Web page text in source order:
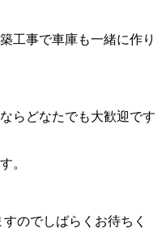
工事で車庫も一緒に作り
らどなたでも大歓迎です
。
のでしばらくお待ちく